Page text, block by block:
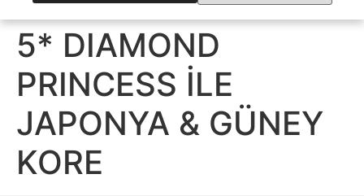
5* DIAMOND
PRINCESS İLE
JAPONYA & GÜNEY
KORE